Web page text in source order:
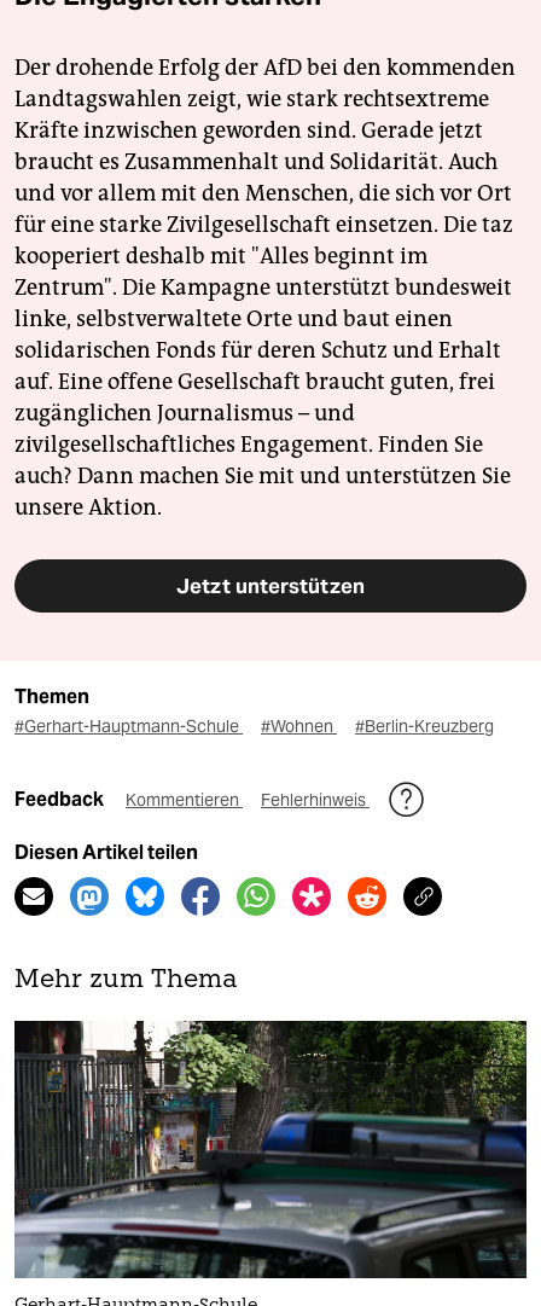
Der drohende Erfolg der AfD bei den kommenden
Landtagswahlen zeigt, wie stark rechtsextreme
Kräfte inzwischen geworden sind. Gerade jetzt
braucht es Zusammenhalt und Solidarität. Auch
und vor allem mit den Menschen, die sich vor Ort
für eine starke Zivilgesellschaft einsetzen. Die taz
kooperiert deshalb mit "Alles beginnt im
Zentrum". Die Kampagne unterstützt bundesweit
linke, selbstverwaltete Orte und baut einen
solidarischen Fonds für deren Schutz und Erhalt
auf. Eine offene Gesellschaft braucht guten, frei
zugänglichen Journalismus – und
zivilgesellschaftliches Engagement. Finden Sie
auch? Dann machen Sie mit und unterstützen Sie
unsere Aktion.
Jetzt unterstützen
Themen
#Gerhart-Hauptmann-Schule #Wohnen #Berlin-Kreuzberg
Feedback Kommentieren Fehlerhinweis
Diesen Artikel teilen
Mehr zum Thema